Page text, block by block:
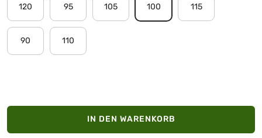
120 95 105 100 115
90 110
IN DEN WARENKORB